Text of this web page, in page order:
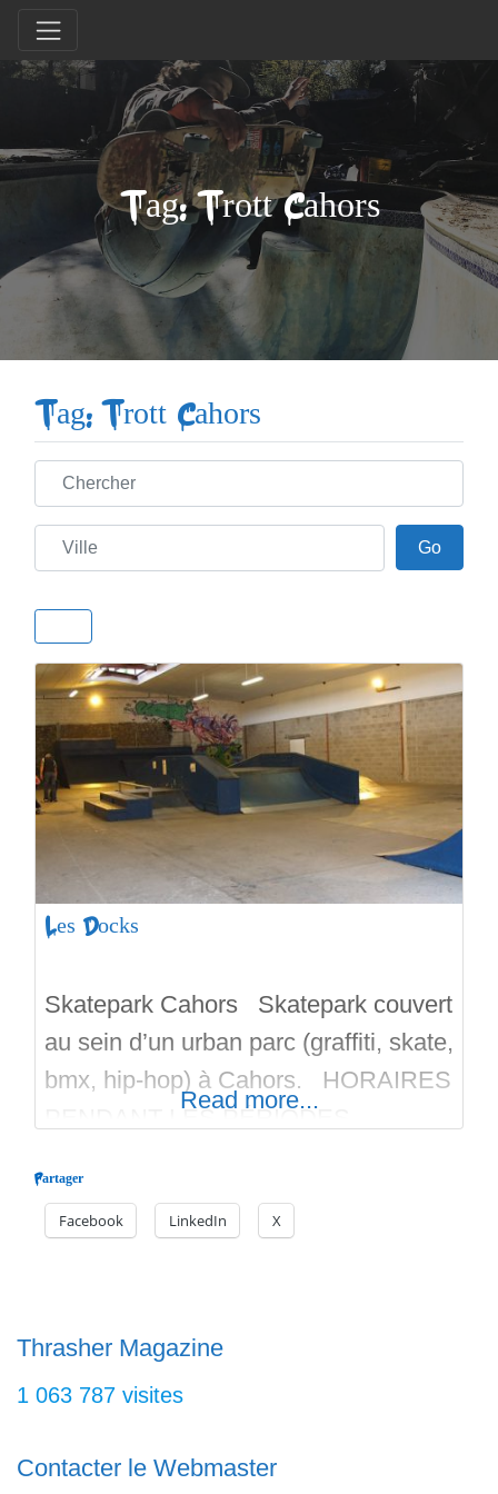
Tag: Trott Cahors
Tag: Trott Cahors
Chercher
Ville GoGo
Les Docks
Skatepark Cahors Skatepark couvert
au sein d’un urban parc (graffiti, skate,
bmx, hip-hop) à Cahors. HORAIRES
PENDANT LES PÉRIODES
et JEUDI : 14h-20h, MERCREDI :
12h-18h30, VENDREDI : 14h-20h et
LUNDI AU SAMEDI : 14h-18h30,
SAUF LE VENDREDI : 14h-20h
Read more...
Partager
Facebook LinkedIn X
Thrasher Magazine
1 063 787 visites
Contacter le Webmaster